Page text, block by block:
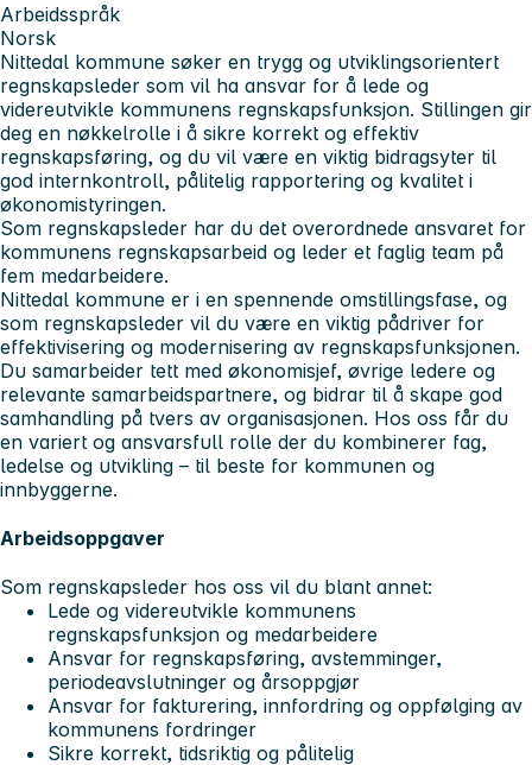
Arbeidsspråk
Norsk
Nittedal kommune søker en trygg og utviklingsorientert
regnskapsleder som vil ha ansvar for å lede og
videreutvikle kommunens regnskapsfunksjon. Stillingen gir
deg en nøkkelrolle i å sikre korrekt og effektiv
regnskapsføring, og du vil være en viktig bidragsyter til
god internkontroll, pålitelig rapportering og kvalitet i
økonomistyringen.
Som regnskapsleder har du det overordnede ansvaret for
kommunens regnskapsarbeid og leder et faglig team på
fem medarbeidere.
Nittedal kommune er i en spennende omstillingsfase, og
som regnskapsleder vil du være en viktig pådriver for
effektivisering og modernisering av regnskapsfunksjonen.
Du samarbeider tett med økonomisjef, øvrige ledere og
relevante samarbeidspartnere, og bidrar til å skape god
samhandling på tvers av organisasjonen. Hos oss får du
en variert og ansvarsfull rolle der du kombinerer fag,
ledelse og utvikling – til beste for kommunen og
innbyggerne.
Arbeidsoppgaver
Som regnskapsleder hos oss vil du blant annet:
Lede og videreutvikle kommunens
regnskapsfunksjon og medarbeidere
Ansvar for regnskapsføring, avstemminger,
periodeavslutninger og årsoppgjør
Ansvar for fakturering, innfordring og oppfølging av
kommunens fordringer
Sikre korrekt, tidsriktig og pålitelig